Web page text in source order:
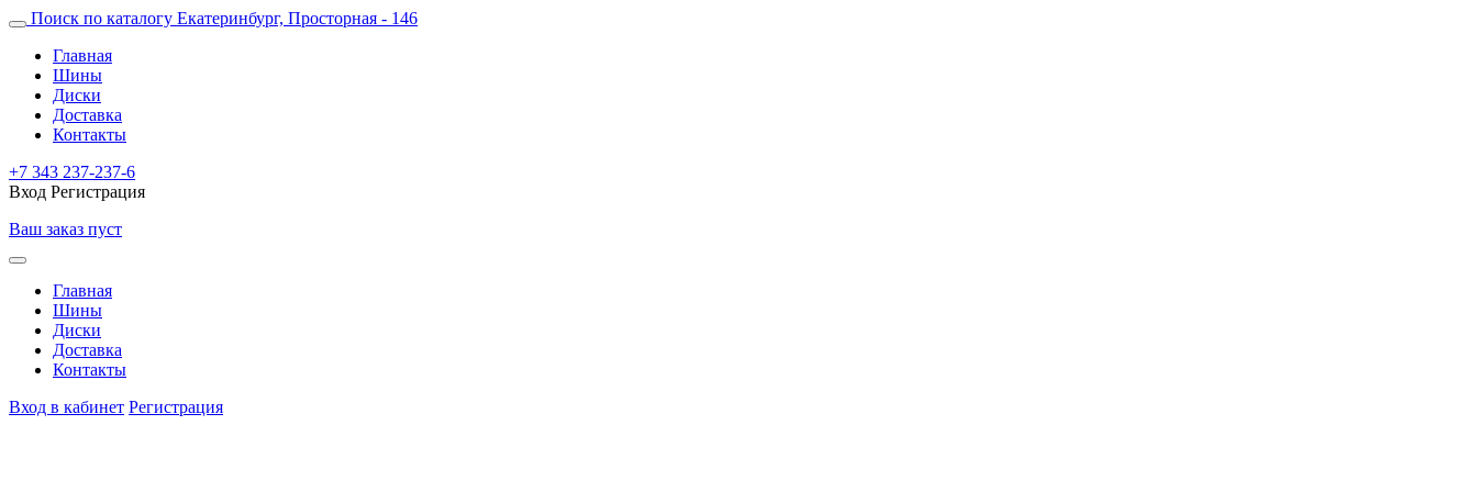
Поиск по каталогу Екатеринбург, Просторная - 146
Главная
Шины
Диски
Доставка
Контакты
+7 343 237-237-6
Вход Регистрация
Ваш заказ пуст
Главная
Шины
Диски
Доставка
Контакты
Вход в кабинет Регистрация